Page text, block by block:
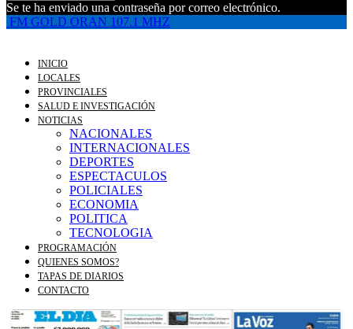
Se te ha enviado una contraseña por correo electrónico.
FM GOLD ORAN 107.1 MHZ
INICIO
LOCALES
PROVINCIALES
SALUD E INVESTIGACIÓN
NOTICIAS
NACIONALES
INTERNACIONALES
DEPORTES
ESPECTACULOS
POLICIALES
ECONOMIA
POLITICA
TECNOLOGIA
PROGRAMACIÓN
QUIENES SOMOS?
TAPAS DE DIARIOS
CONTACTO